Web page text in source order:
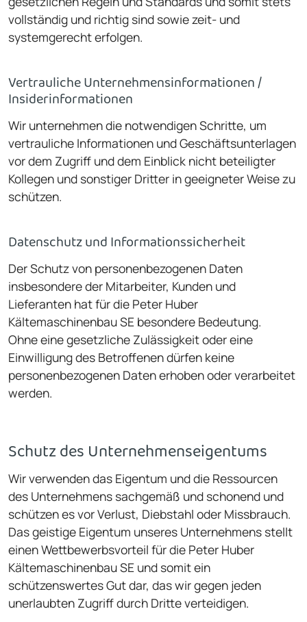
vollständig und richtig sind sowie zeit- und
systemgerecht erfolgen.
Vertrauliche Unternehmensinformationen /
Insiderinformationen
Wir unternehmen die notwendigen Schritte, um
vertrau­liche Informationen und Geschäftsunterlagen
vor dem Zugriff und dem Einblick nicht beteiligter
Kollegen und sonstiger Dritter in geeigneter Weise zu
schützen.
Datenschutz und Informationssicherheit
Der Schutz von personenbezogenen Daten
insbesondere der Mitarbeiter, Kunden und
Lieferanten hat für die Peter Huber
Kältemaschinenbau SE besondere Bedeutung.
Ohne eine gesetzliche Zulässigkeit oder eine
Einwilligung des Betroffenen dürfen keine
personenbezogenen Daten erhoben oder verarbeitet
werden.
Schutz des Unternehmenseigentums
Wir verwenden das Eigentum und die Ressourcen
des Unternehmens sachgemäß und schonend und
schützen es vor Verlust, Diebstahl oder Missbrauch.
Das geistige Eigentum unseres Unternehmens stellt
einen Wettbewerbsvorteil für die Peter Huber
Kältemaschinenbau SE und somit ein
schützenswertes Gut dar, das wir gegen jeden
unerlaubten Zugriff durch Dritte verteidigen.